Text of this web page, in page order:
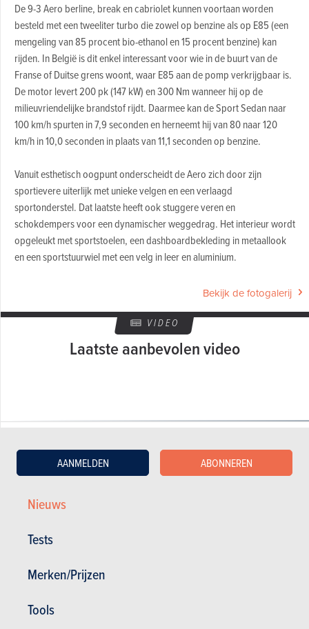
Nieuws
Tests
Merken/Prijzen
Tools
AANMELDEN ABONNEREN
De 9-3 Aero berline, break en cabriolet kunnen voortaan worden
besteld met een tweeliter turbo die zowel op benzine als op E85 (een
mengeling van 85 procent bio-ethanol en 15 procent benzine) kan
rijden. In België is dit enkel interessant voor wie in de buurt van de
Franse of Duitse grens woont, waar E85 aan de pomp verkrijgbaar is.
De motor levert 200 pk (147 kW) en 300 Nm wanneer hij op de
milieuvriendelijke brandstof rijdt. Daarmee kan de Sport Sedan naar
100 km/h spurten in 7,9 seconden en herneemt hij van 80 naar 120
km/h in 10,0 seconden in plaats van 11,1 seconden op benzine.
Vanuit esthetisch oogpunt onderscheidt de Aero zich door zijn
sportievere uiterlijk met unieke velgen en een verlaagd
sportonderstel. Dat laatste heeft ook stuggere veren en
schokdempers voor een dynamischer weggedrag. Het interieur wordt
opgeleukt met sportstoelen, een dashboardbekleding in metaallook
en een sportstuurwiel met een velg in leer en aluminium.
Bekijk de fotogalerij
VIDEO
Laatste aanbevolen video